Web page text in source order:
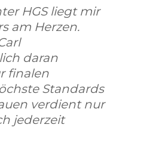
HGS liegt mir
am Herzen.
daran
finalen
Standards
verdient nur
jederzeit